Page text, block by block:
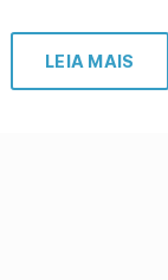
LEIA MAIS